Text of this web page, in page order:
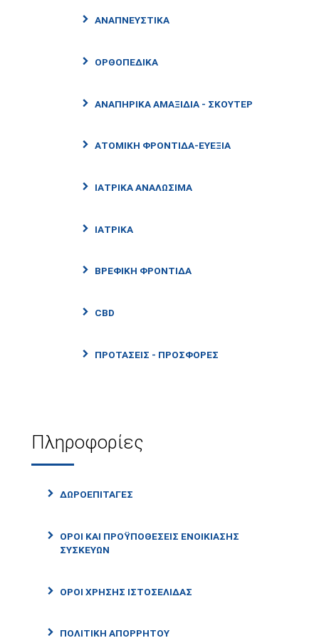
ΑΝΑΠΝΕΥΣΤΙΚΆ
ΟΡΘΟΠΕΔΙΚΆ
ΑΝΑΠΗΡΙΚΆ ΑΜΑΞΊΔΙΑ - ΣΚΟΎΤΕΡ
ΑΤΟΜΙΚΉ ΦΡΟΝΤΊΔΑ-ΕΥΕΞΊΑ
ΙΑΤΡΙΚΆ ΑΝΑΛΏΣΙΜΑ
ΙΑΤΡΙΚΑ
ΒΡΕΦΙΚΗ ΦΡΟΝΤΊΔΑ
CBD
ΠΡΟΤΑΣΕΙΣ - ΠΡΟΣΦΟΡΕΣ
Πληροφορίες
ΔΩΡΟΕΠΙΤΑΓΈΣ
ΌΡΟΙ ΚΑΙ ΠΡΟΫΠΟΘΈΣΕΙΣ ΕΝΟΙΚΊΑΣΗΣ
ΣΥΣΚΕΥΏΝ
ΌΡΟΙ ΧΡΉΣΗΣ ΙΣΤΟΣΕΛΊΔΑΣ
ΠΟΛΙΤΙΚΉ ΑΠΟΡΡΉΤΟΥ